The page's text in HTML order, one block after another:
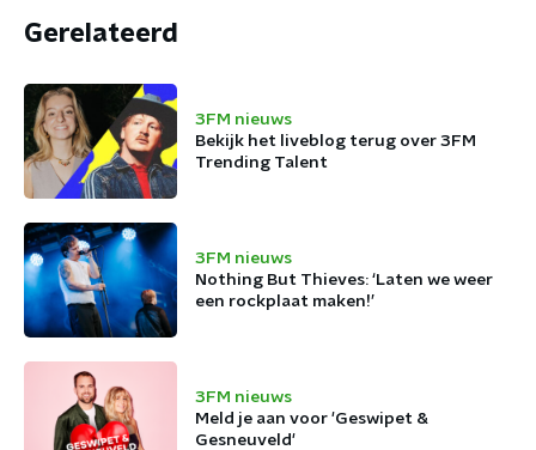
Gerelateerd
3FM nieuws
Bekijk het liveblog terug over 3FM
Trending Talent
3FM nieuws
Nothing But Thieves: ‘Laten we weer
een rockplaat maken!’
3FM nieuws
Meld je aan voor 'Geswipet &
Gesneuveld'